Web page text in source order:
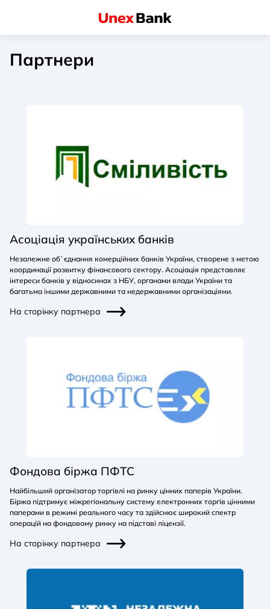
Партнери
Асоціація українських банків
Незалежне об`єднання комерційних банків України, створене з метою
координації розвитку фінансового сектору. Асоціація представляє
інтереси банків у відносинах з НБУ, органами влади України та
багатьма іншими державними та недержавними організаціями.
На сторінку партнера
Фондова біржа ПФТС
Найбільший організатор торгівлі на ринку цінних паперів України.
Біржа підтримує міжрегіональну систему електронних торгів цінними
паперами в режимі реального часу та здійснює широкий спектр
операцій на фондовому ринку на підставі ліцензії.
На сторінку партнера